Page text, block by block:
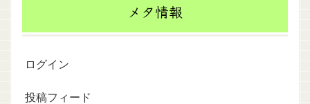
メタ情報
ログイン
投稿フィード